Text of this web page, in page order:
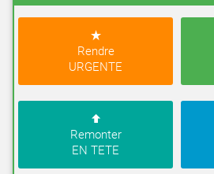
Rendre
URGENTE
Remonter
EN TETE